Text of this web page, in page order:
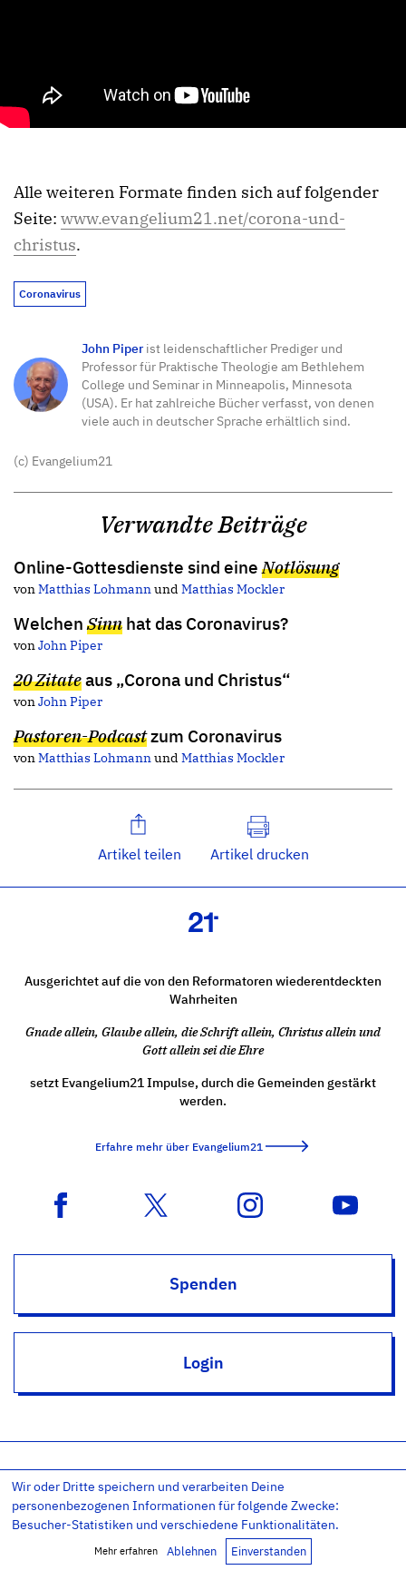
Alle weiteren Formate finden sich auf folgender
Seite: www.evangelium21.net/corona-und-
christus.
Coronavirus
John Piperist leidenschaftlicher Prediger und
Professor für Praktische Theologie am Bethlehem
College und Seminar in Minneapolis, Minnesota
(USA). Er hat zahlreiche Bücher verfasst, von denen
viele auch in deutscher Sprache erhältlich sind.
(c) Evangelium21
Verwandte Beiträge
Online-Gottesdienste sind eineNotlösung
vonMatthias Lohmannund Matthias Mockler
WelchenSinn hat das Coronavirus?
vonJohn Piper
20 Zitateaus „Corona und Christus“
vonJohn Piper
Pastoren-Podcastzum Coronavirus
vonMatthias Lohmannund Matthias Mockler
Artikel teilen Artikel drucken
Ausgerichtet auf die von den Reformatoren wiederentdeckten
Wahrheiten
Gnade allein, Glaube allein, die Schrift allein, Christus allein und
Gott allein sei die Ehre
setzt Evangelium21 Impulse, durch die Gemeinden gestärkt
werden.
Erfahre mehr über Evangelium21
Spenden
Login
Impressum Datenschutz
Datenschutz-Einstellungen
AGB
Kontakt RSS Newsletter
Copyright © 2011-26 – Evangelium21 – All rights reserved.
Wir oder Dritte speichern und verarbeiten Deine
personenbezogenen Informationen für folgende Zwecke:
Besucher-Statistiken und verschiedene Funktionalitäten.
Mehr erfahren Ablehnen Einverstanden